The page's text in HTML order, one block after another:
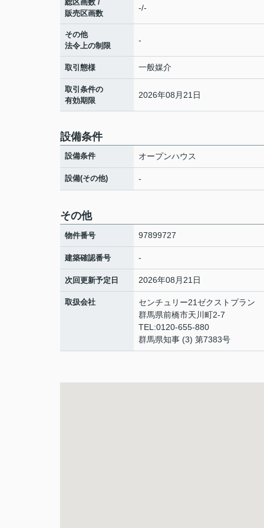
総区画数 /
販売区画数
-/-
その他
法令上の制限
-
取引態様 一般媒介
取引条件の
有効期限
2026年08月21日
設備条件
設備条件 オープンハウス
設備(その他) -
その他
物件番号 97899727
建築確認番号 -
次回更新予定日 2026年08月21日
取扱会社
センチュリー21ゼクストプラン
群馬県前橋市天川町2-7
TEL:0120-655-880
群馬県知事 (3) 第7383号